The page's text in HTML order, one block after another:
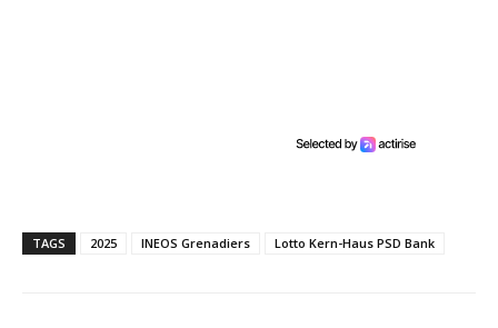
TAGS 2025 INEOS Grenadiers Lotto Kern-Haus PSD Bank